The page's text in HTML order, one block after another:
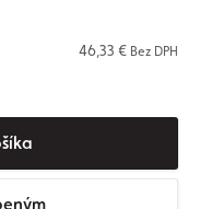
46,33 € Bez DPH